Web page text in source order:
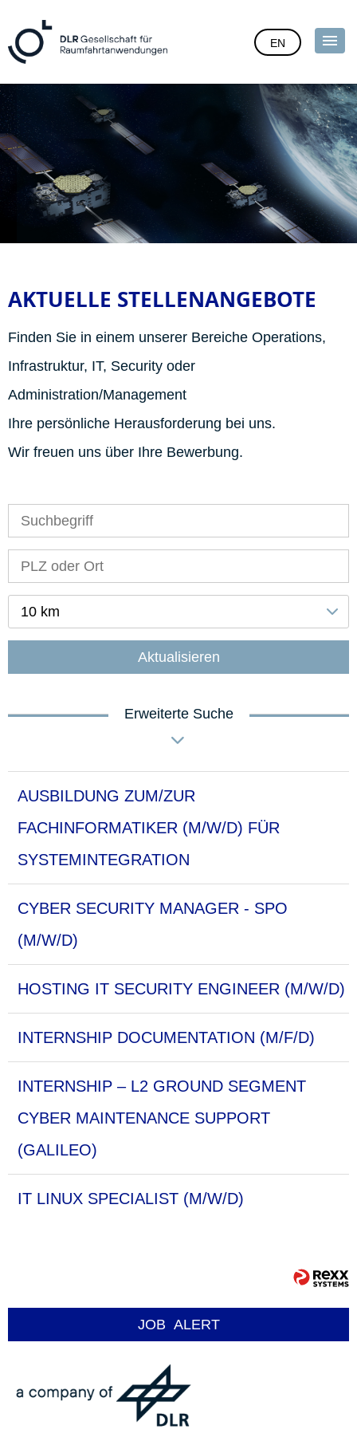
EN
AKTUELLE STELLENANGEBOTE
Finden Sie in einem unserer Bereiche Operations,
Infrastruktur, IT, Security oder
Administration/Management
Ihre persönliche Herausforderung bei uns.
Wir freuen uns über Ihre Bewerbung.
10 km
Aktualisieren
Erweiterte Suche
AUSBILDUNG ZUM/ZUR
FACHINFORMATIKER (M/W/D) FÜR
SYSTEMINTEGRATION
CYBER SECURITY MANAGER - SPO
(M/W/D)
HOSTING IT SECURITY ENGINEER (M/W/D)
INTERNSHIP DOCUMENTATION (M/F/D)
INTERNSHIP – L2 GROUND SEGMENT
CYBER MAINTENANCE SUPPORT
(GALILEO)
IT LINUX SPECIALIST (M/W/D)
JOB ALERT